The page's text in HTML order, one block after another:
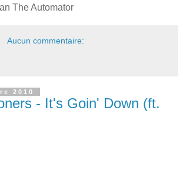
The Automator
Aucun commentaire:
2010
- It's Goin' Down (ft.